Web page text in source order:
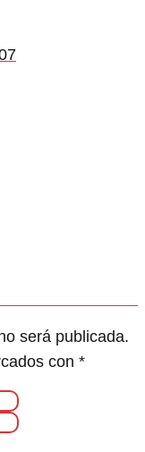
será publicada.
con *